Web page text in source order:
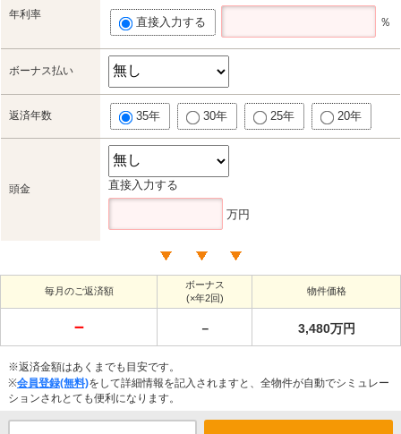
年利率
直接入力する ％
ボーナス払い
返済年数 35年 30年 25年 20年
頭金 直接入力する
万円
毎月のご返済額
ボーナス
(×年2回)
物件価格
－ － 3,480万円
※返済金額はあくまでも目安です。
※会員登録(無料)をして詳細情報を記入されますと、全物件が自動でシミュレー
ションされとても便利になります。